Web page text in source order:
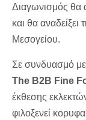
Διαγωνισμός θα
και θα αναδείξει
Μεσογείου.
Σε συνδυασμό με
The B2B Fine
έκθεσης
φιλοξενεί